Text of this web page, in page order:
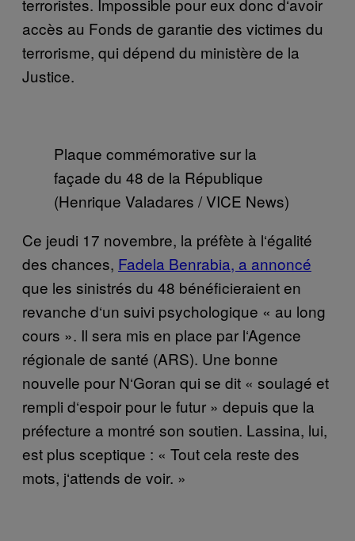
accès au Fonds de garantie des victimes du
terrorisme, qui dépend du ministère de la
Justice.
Plaque commémorative sur la
façade du 48 de la République
(Henrique Valadares / VICE News)
Ce jeudi 17 novembre, la préfète à l‘égalité
des chances, Fadela Benrabia, a annoncé
que les sinistrés du 48 bénéficieraient en
revanche d‘un suivi psychologique « au long
cours ». Il sera mis en place par l‘Agence
régionale de santé (ARS). Une bonne
nouvelle pour N‘Goran qui se dit « soulagé et
rempli d‘espoir pour le futur » depuis que la
préfecture a montré son soutien. Lassina, lui,
est plus sceptique : « Tout cela reste des
mots, j‘attends de voir. »